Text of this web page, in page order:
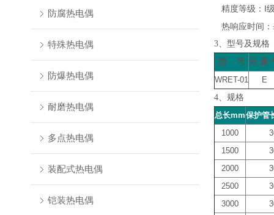
防腐热电偶
特殊热电偶
防爆热电偶
耐磨热电偶
多点热电偶
装配式热电偶
铠装热电偶
精度等级： I
热响应时间
3、型号及规格
型
号 分 度
WRET-01
E
4、规格
总长mm保护管
1000
1500
2000
2500
3000